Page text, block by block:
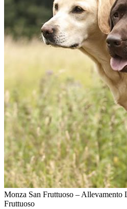
Monza San Fruttuoso – Allevamento
Fruttuoso